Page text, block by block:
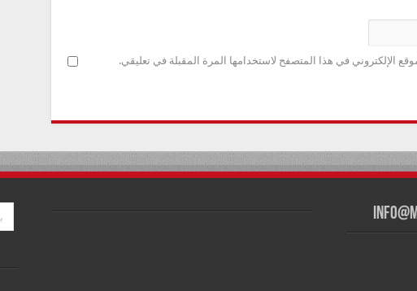
الإلكتروني في هذا المتصفح لاستخدامها المرة المقبلة في تعليقي.